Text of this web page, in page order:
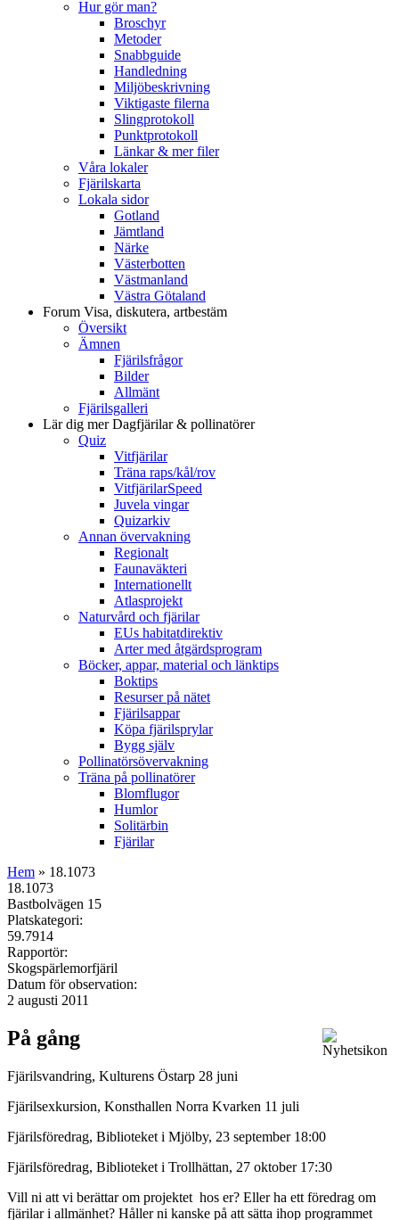
Hur gör man?
Broschyr
Metoder
Snabbguide
Handledning
Miljöbeskrivning
Viktigaste filerna
Slingprotokoll
Punktprotokoll
Länkar & mer filer
Våra lokaler
Fjärilskarta
Lokala sidor
Gotland
Jämtland
Närke
Västerbotten
Västmanland
Västra Götaland
Forum Visa, diskutera, artbestäm
Översikt
Ämnen
Fjärilsfrågor
Bilder
Allmänt
Fjärilsgalleri
Lär dig merDagfjärilar & pollinatörer
Quiz
Vitfjärilar
Träna raps/kål/rov
VitfjärilarSpeed
Juvela vingar
Quizarkiv
Annan övervakning
Regionalt
Faunaväkteri
Internationellt
Atlasprojekt
Naturvård och fjärilar
EUs habitatdirektiv
Arter med åtgärdsprogram
Böcker, appar, material och länktips
Boktips
Resurser på nätet
Fjärilsappar
Köpa fjärilsprylar
Bygg själv
Pollinatörsövervakning
Träna på pollinatörer
Blomflugor
Humlor
Solitärbin
Fjärilar
Hem » 18.1073
18.1073
Bastbolvägen 15
Platskategori:
59.7914
Rapportör:
Skogspärlemorfjäril
Datum för observation:
2 augusti 2011
På gång
Fjärilsvandring, Kulturens Östarp 28 juni
Fjärilsexkursion, Konsthallen Norra Kvarken 11 juli
Fjärilsföredrag, Biblioteket i Mjölby, 23 september 18:00
Fjärilsföredrag, Biblioteket i Trollhättan, 27 oktober 17:30
Vill ni att vi berättar om projektet hos er? Eller ha ett föredrag om
fjärilar i allmänhet? Håller ni kanske på att sätta ihop programmet